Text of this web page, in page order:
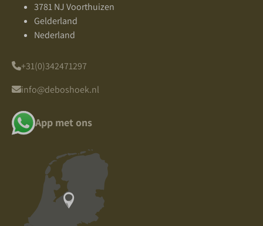
3781 NJ Voorthuizen
Gelderland
Nederland
+31(0)342471297
info@deboshoek.nl
App met ons